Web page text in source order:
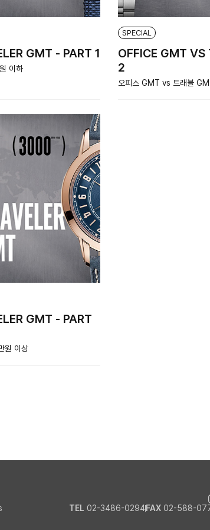
GMT - PART 1
이하
SPECIAL
OFFICE GMT VS
2
오피스 GMT vs 트래블
GMT - PART
원 이상
TEL 02-3486-0294 FAX 02-588-